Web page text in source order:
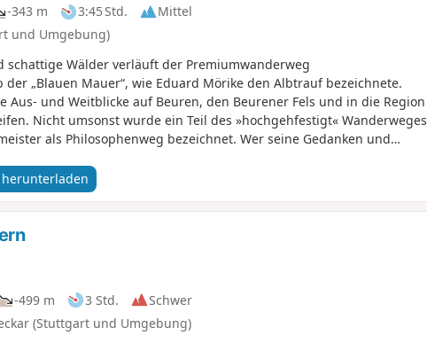
-343 m 3:45 Std.
Mittel
und Umgebung)
schattige Wälder verläuft der Premiumwanderweg
„Blauen Mauer“, wie Eduard Mörike den Albtrauf bezeichnete.
Aus- und Weitblicke auf Beuren, den Beurener Fels und in die Region
Nicht umsonst wurde ein Teil des »hochgehfestigt« Wanderweges
als Philosophenweg bezeichnet. Wer seine Gedanken und
einem Gipfelbuch) zum Eintragen bereit. Weiter führt der Weg
vorbei, durch sonnendurchflutete Weinberge und über natürliche
Hohbölle (längst erloschener kl. Vulkan). Bänke und Liegen
einer Pause ein. Auch die hoch gefestigte Burgruine Hohenneuffen,
Süddeutschlands, ist immer einen Abstecher wert.
herunterladen
-499 m 3 Std.
Schwer
(Stuttgart und Umgebung)